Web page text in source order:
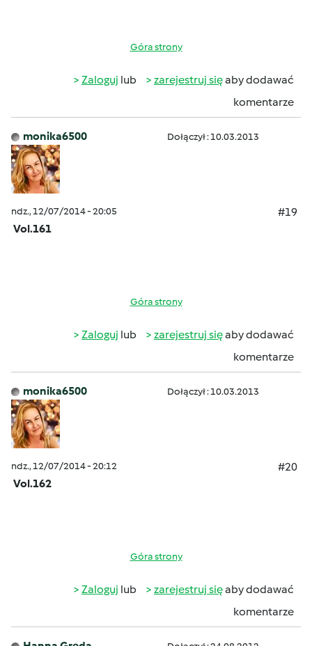
Góra strony
Zaloguj lub zarejestruj sięaby dodawać
komentarze
monika6500 Dołączył : 10.03.2013
ndz., 12/07/2014 - 20:05
#19
Vol.161
Góra strony
Zaloguj lub zarejestruj sięaby dodawać
komentarze
monika6500 Dołączył : 10.03.2013
ndz., 12/07/2014 - 20:12
#20
Vol.162
Góra strony
Zaloguj lub zarejestruj sięaby dodawać
komentarze